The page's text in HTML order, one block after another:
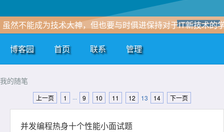
虽然不能成为技术大神，但也要与时俱进保持对于IT新技术的
www.itxiaoshen.com
博客园 首页 联系 管理
我的随笔
上一页 1 ··· 9 10 11 12 13 14 下一页
并发编程热身十个性能小面试题